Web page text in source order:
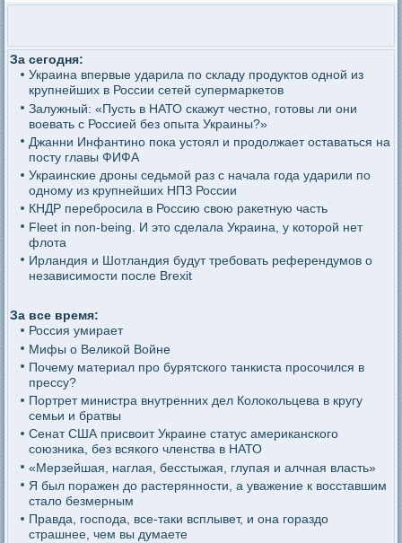
За сегодня:
Украина впервые ударила по складу продуктов одной из
крупнейших в России сетей супермаркетов
Залужный: «Пусть в НАТО скажут честно, готовы ли они
воевать с Россией без опыта Украины?»
Джанни Инфантино пока устоял и продолжает оставаться на
посту главы ФИФА
Украинские дроны седьмой раз с начала года ударили по
одному из крупнейших НПЗ России
КНДР перебросила в Россию свою ракетную часть
Fleet in non-being. И это сделала Украина, у которой нет
флота
Ирландия и Шотландия будут требовать референдумов о
независимости после Brexit
За все время:
Россия умирает
Мифы о Великой Войне
Почему материал про бурятского танкиста просочился в
прессу?
Портрет министра внутренних дел Колокольцева в кругу
семьи и братвы
Сенат США присвоит Украине статус американского
союзника, без всякого членства в НАТО
«Мерзейшая, наглая, бесстыжая, глупая и алчная власть»
Я был поражен до растерянности, а уважение к восставшим
стало безмерным
Правда, господа, все-таки всплывет, и она гораздо
страшнее, чем вы думаете